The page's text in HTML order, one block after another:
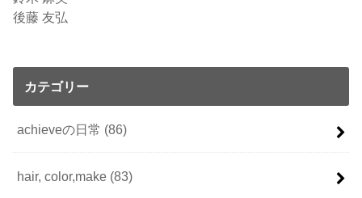
後藤 友弘
カテゴリー
achieveの日常 (86)
hair, color,make (83)